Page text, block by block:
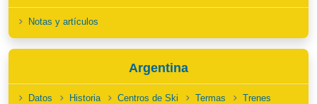
Notas y artículos
Argentina
Datos Historia Centros de Ski Termas
Trenes